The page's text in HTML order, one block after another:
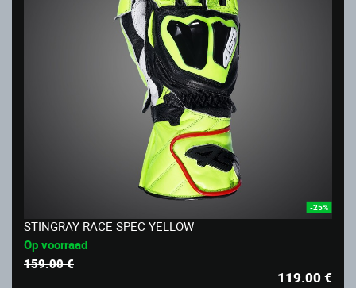
-25%
STINGRAY RACE SPEC YELLOW
Op voorraad
159.00 €
119.00€